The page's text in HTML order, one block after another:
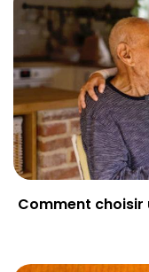
Comment